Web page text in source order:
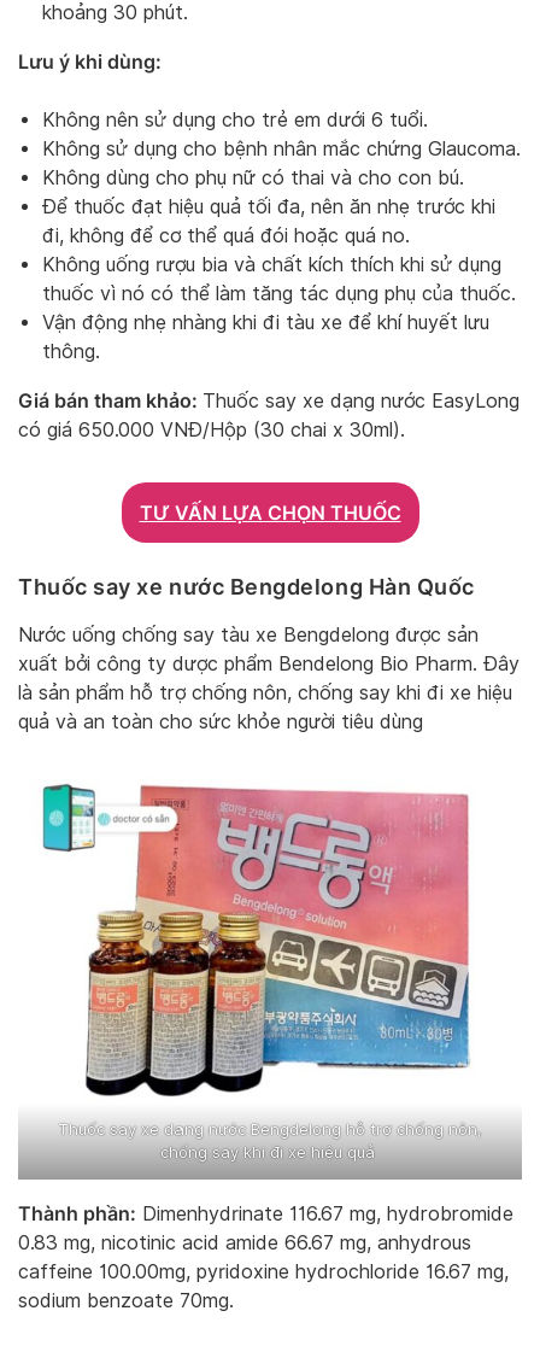
khoảng 30 phút.
Lưu ý khi dùng:
Không nên sử dụng cho trẻ em dưới 6 tuổi.
Không sử dụng cho bệnh nhân mắc chứng Glaucoma.
Không dùng cho phụ nữ có thai và cho con bú.
Để thuốc đạt hiệu quả tối đa, nên ăn nhẹ trước khi
đi, không để cơ thể quá đói hoặc quá no.
Không uống rượu bia và chất kích thích khi sử dụng
thuốc vì nó có thể làm tăng tác dụng phụ của thuốc.
Vận động nhẹ nhàng khi đi tàu xe để khí huyết lưu
thông.
Giá bán tham khảo: Thuốc say xe dạng nước EasyLong
có giá 650.000 VNĐ/Hộp (30 chai x 30ml).
TƯ VẤN LỰA CHỌN THUỐC
Thuốc say xe nước Bengdelong Hàn Quốc
Nước uống chống say tàu xe Bengdelong được sản
xuất bởi công ty dược phẩm Bendelong Bio Pharm. Đây
là sản phẩm hỗ trợ chống nôn, chống say khi đi xe hiệu
quả và an toàn cho sức khỏe người tiêu dùng
Thuốc say xe dạng nước Bengdelong hỗ trợ chống nôn,
chống say khi đi xe hiệu quả
Thành phần: Dimenhydrinate 116.67 mg, hydrobromide
0.83 mg, nicotinic acid amide 66.67 mg, anhydrous
caffeine 100.00mg, pyridoxine hydrochloride 16.67 mg,
sodium benzoate 70mg.